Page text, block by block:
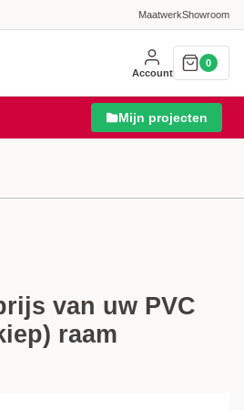
MaatwerkShowroom
Account
0
Mijn projecten
van uw PVC
raam